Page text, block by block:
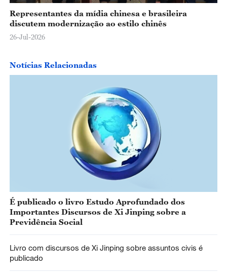
Representantes da mídia chinesa e brasileira
discutem modernização ao estilo chinês
26-Jul-2026
Notícias Relacionadas
É publicado o livro Estudo Aprofundado dos
Importantes Discursos de Xi Jinping sobre a
Previdência Social
Livro com discursos de Xi Jinping sobre assuntos civis é
publicado